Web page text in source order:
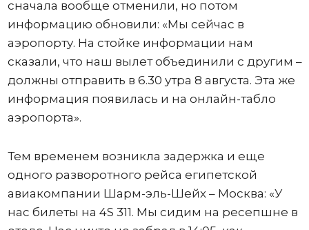
сначала вообще отменили, но потом
информацию обновили: «Мы сейчас в
аэропорту. На стойке информации нам
сказали, что наш вылет объединили с другим –
должны отправить в 6.30 утра 8 августа. Эта же
информация появилась и на онлайн-табло
аэропорта».
Тем временем возникла задержка и еще
одного разворотного рейса египетской
авиакомпании Шарм-эль-Шейх – Москва: «У
нас билеты на 4S 311. Мы сидим на ресепшне в